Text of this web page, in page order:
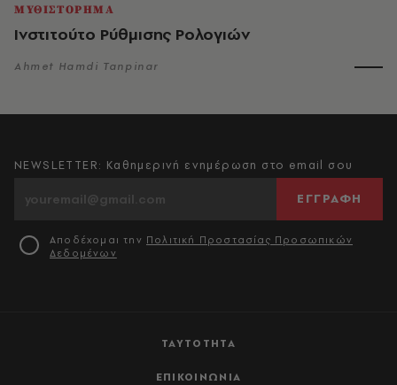
ΜΥΘΙΣΤΟΡΗΜΑ
Ινστιτούτο Ρύθμισης Ρολογιών
Ahmet Hamdi Tanpinar
ΤΑΥΤΟΤΗΤΑ
ΕΠΙΚΟΙΝΩΝΙΑ
NEWSLETTER: Καθημερινή ενημέρωση στο email σου
ΕΓΓΡΑΦΗ
Αποδέχομαι την Πολιτική Προστασίας Προσωπικών
Δεδομένων